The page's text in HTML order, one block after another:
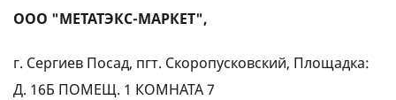
ООО "МЕТАТЭКС-МАРКЕТ",
г. Сергиев Посад, пгт. Скоропусковский, Площадка:
Д. 16Б ПОМЕЩ. 1 КОМНАТА 7